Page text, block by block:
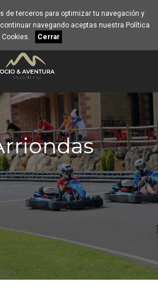
de terceros para optimizar tu navegación y
navegando aceptas nuestra Política
Cookies. Cerrar
karting en Asturias